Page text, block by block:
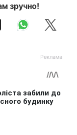
зручно!